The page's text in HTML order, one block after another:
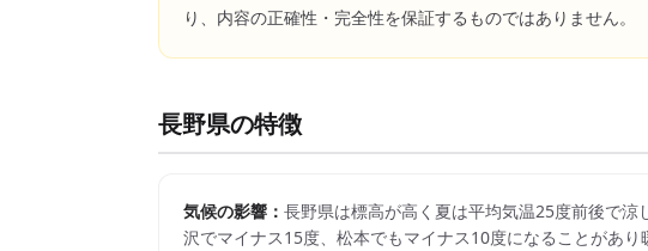
り、内容の正確性・完全性を保証するものではありません。
長野県の特徴
気候の影響： 長野県は標高が高く夏は平均気温25度前後で
沢でマイナス15度、松本でもマイナス10度になることがあ